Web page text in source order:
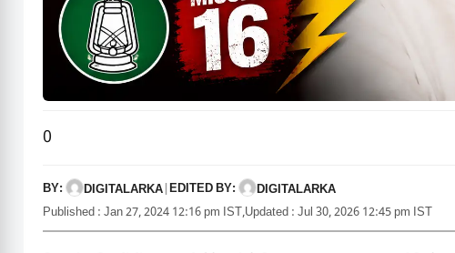
0
BY: DIGITALARKA EDITED BY:
DIGITALARKA
Published : Jan 27, 2024 12:16 pm IST,Updated : Jul 30, 2026 12:45 pm IST